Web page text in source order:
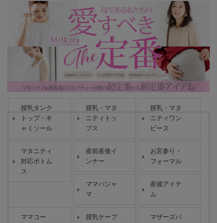
授乳タンク
トップ・キ
ャミソール
授乳・マタ
ニティトッ
プス
授乳・マタ
ニティワン
ピース
マタニティ
対応ボトム
ス
産前産後イ
ンナー
お宮参り・
フォーマル
ママパジャ
マ
産後アイテ
ム
ママコー
授乳ケープ
マザーズバ